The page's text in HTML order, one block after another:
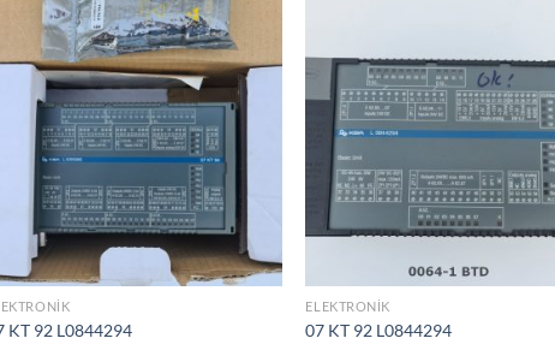
KT 92 L0844294
ELEKTRONIK
07 KT 92 L0844294